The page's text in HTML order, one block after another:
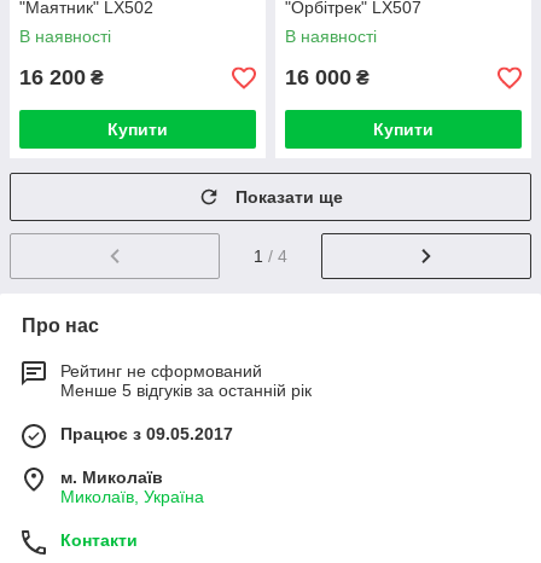
"Маятник" LX502
В наявності
16 200 ₴
Купити
"Орбітрек" LX507
В наявності
16 000 ₴
Купити
Показати ще
1 / 4
Про нас
Рейтинг не сформований
Менше 5 відгуків за останній рік
Працює з 09.05.2017
м. Миколаїв
Миколаїв, Україна
Контакти